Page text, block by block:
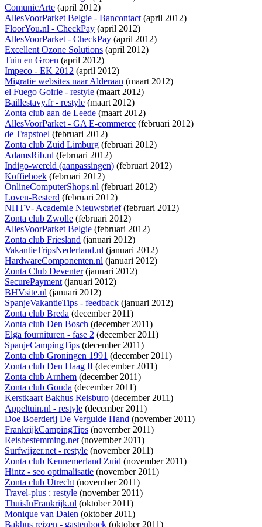
ComunicArte (april 2012)
AllesVoorParket Belgie - Bancontact(april 2012)
FloorYou.nl - CheckPay (april 2012)
AllesVoorParket - CheckPay (april 2012)
Excellent Ozone Solutions (april 2012)
Tuin en Groen (april 2012)
Impeco - EK 2012 (april 2012)
Migratie websites naar Alderaan (maart 2012)
el Fuego Goirle - restyle (maart 2012)
Baillestavy.fr - restyle (maart 2012)
Zonta club aan de Leede (maart 2012)
AllesVoorParket - GA E-commerce (februari 2012)
de Trapstoel (februari 2012)
Zonta club Zuid Limburg (februari 2012)
AdamsRib.nl (februari 2012)
Indigo-wereld (aanpassingen) (februari 2012)
Koffiehoek (februari 2012)
OnlineComputerShops.nl (februari 2012)
Loven-Besterd (februari 2012)
NHTV- Academie Nieuwsbrief(februari 2012)
Zonta club Zwolle (februari 2012)
AllesVoorParket Belgie (februari 2012)
Zonta club Friesland (januari 2012)
VakantieTripsNederland.nl (januari 2012)
HardwareComponenten.nl (januari 2012)
Zonta Club Deventer(januari 2012)
SecurePayment(januari 2012)
BHVsite.nl (januari 2012)
SpanjeVakantieTips - feedback (januari 2012)
Zonta club Breda (december 2011)
Zonta club Den Bosch (december 2011)
Elga fournituren - fase 2 (december 2011)
SpanjeCampingTips (december 2011)
Zonta club Groningen 1991 (december 2011)
Zonta club Den Haag II (december 2011)
Zonta club Arnhem (december 2011)
Zonta club Gouda (december 2011)
Kerstkaart Bakhus Reisburo (december 2011)
Appeltuin.nl - restyle (december 2011)
Doe Boerderij De Vergulde Hand (november 2011)
FrankrijkCampingTips (november 2011)
Reisbestemming.net(november 2011)
Surfwijzer.net - restyle (november 2011)
Zonta club Kennemerland Zuid (november 2011)
Hintz - seo optimalisatie (november 2011)
Zonta club Utrecht(november 2011)
Travel-plus : restyle (november 2011)
ThuisInFrankrijk.nl (oktober 2011)
Monique van Dalen (oktober 2011)
Bakhus reizen - gastenboek (oktober 2011)